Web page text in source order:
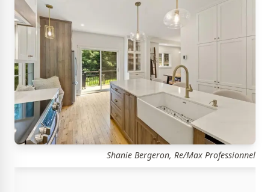
Shanie Bergeron, Re/Max Professionnel